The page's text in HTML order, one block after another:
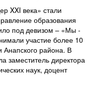
XXI века» стали
образования
под девизом – «Мы -
участие более 10
района. В
директора
наук, доцент